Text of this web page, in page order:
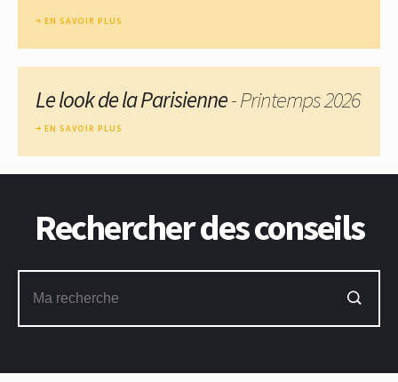
EN SAVOIR PLUS
Le look de la Parisienne- Printemps 2026
EN SAVOIR PLUS
Rechercher des conseils